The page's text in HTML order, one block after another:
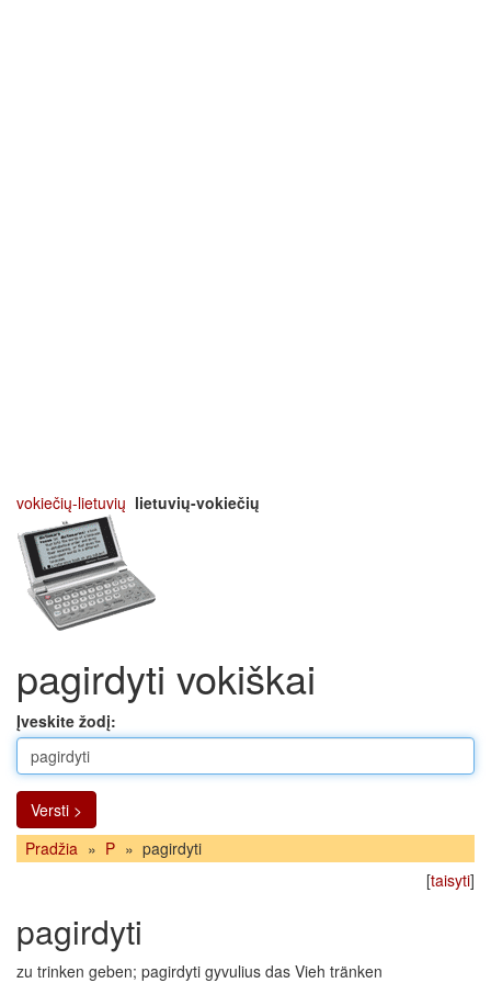
vokiečių-lietuvių lietuvių-vokiečių
pagirdyti vokiškai
Įveskite žodį:
Versti >
Pradžia » P » pagirdyti
[taisyti]
pagirdyti
zu trinken geben; pagirdyti gyvulius das Vieh tränken